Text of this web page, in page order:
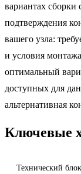
вариантах сборки
подтверждения
вашего узла:
и условия
оптимальный
доступных для
альтернативная
Ключевые
Технический